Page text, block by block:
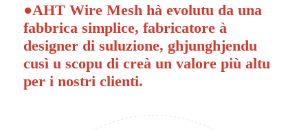
●AHT Wire Mesh hà evolutu da una
fabbrica simplice, fabricatore à
designer di suluzione, ghjunghjendu
cusì u scopu di creà un valore più altu
per i nostri clienti.